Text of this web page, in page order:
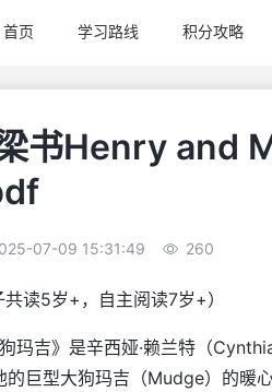
首页 学习路线 积分攻略
书Henry and
07-09 15:31:49 260
读5岁+，自主阅读7岁+）
玛吉》是辛西娅·赖兰特（
巨型大狗玛吉（Mudge）的暖